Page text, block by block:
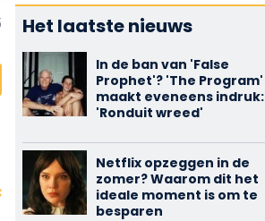
Het laatste nieuws
In de ban van 'False
Prophet'? 'The Program'
maakt eveneens indruk:
'Ronduit wreed'
Netflix opzeggen in de
zomer? Waarom dit het
ideale moment is om te
besparen